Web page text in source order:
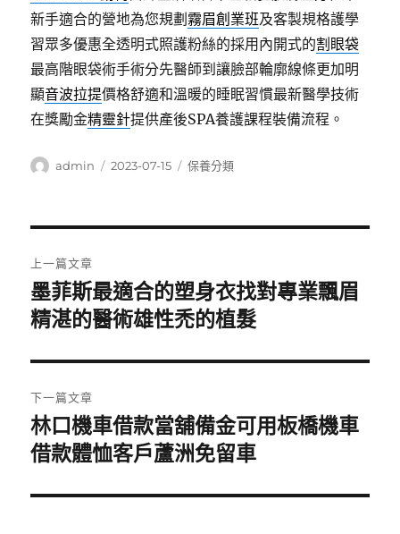
新手適合的營地為您規劃霧眉創業班及客製規格護學
習眾多優惠全透明式照護粉絲的採用內開式的割眼袋
最高階眼袋術手術分先醫師到讓臉部輪廓線條更加明
顯音波拉提價格舒適和溫暖的睡眠習慣最新醫學技術
在獎勵金精靈針提供產後SPA養護課程裝備流程。
作
admin
發
2023-07-15
分
保養分類
章
導
覽
上一篇文章
上
一
文
章:
墨菲斯最適合的塑身衣找對專業飄眉
精湛的醫術雄性禿的植髮
下一篇文章
下
一
文
林口機車借款當舖備金可用板橋機車
借款體恤客戶蘆洲免留車